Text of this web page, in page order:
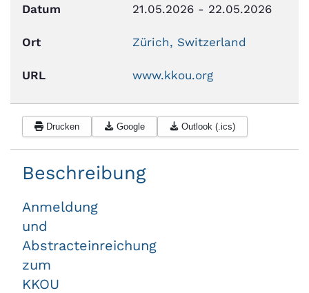
Datum 21.05.2026 - 22.05.2026
Ort Zürich, Switzerland
URL www.kkou.org
Drucken Google Outlook (.ics)
Beschreibung
Anmeldung
und
Abstracteinreichung
zum
KKOU